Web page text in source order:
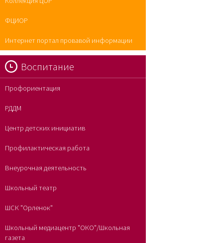
ФЦИОР
Интернет портал провавой информации
Воспитание
Профориентация
РДДМ
Центр детских инициатив
Профилактическая работа
Внеурочная деятельность
Школьный театр
ШСК "Орленок"
Школьный медиацентр "ОКО"/Школьная
газета